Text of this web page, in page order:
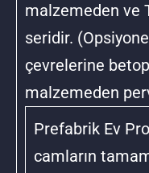
malzemeden ve
seridir.
çevrelerine
malzemeden
Prefabrik Ev
camların